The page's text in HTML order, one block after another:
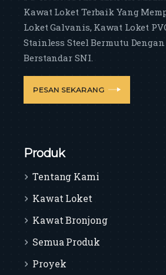
Kawat Loket Terbaik Yang
Loket Galvanis, Kawat Loket
Stainless Steel Bermutu
Berstandar SNI.
PESAN SEKARANG
Produk
Tentang Kami
Kawat Loket
Kawat Bronjong
Semua Produk
Proyek